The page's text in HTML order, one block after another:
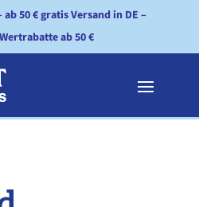
50 € gratis Versand in DE –
ab 50 €